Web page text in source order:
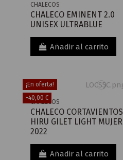
CHALECOS
CHALECO EMINENT 2.0
UNISEX ULTRABLUE
Añadir al carrito
¡En oferta!
-40,00 €
CHALECOS
CHALECO CORTAVIENTOS
HIRU GILET LIGHT MUJER
2022
Añadir al carrito